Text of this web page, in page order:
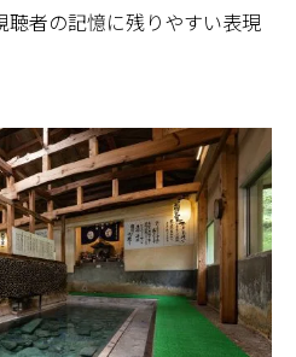
聴者の記憶に残りやすい表現